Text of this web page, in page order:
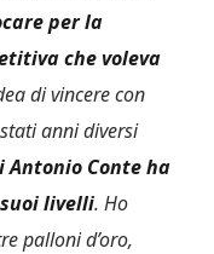
per la
che voleva
di vincere con
anni diversi
Conte ha
livelli. Ho
palloni d’oro,